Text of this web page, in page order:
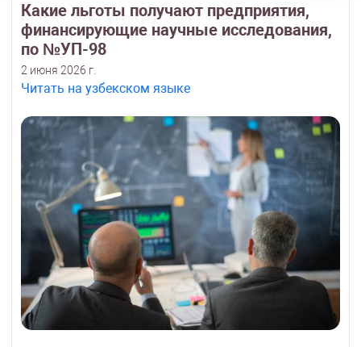
Какие льготы получают предприятия,
финансирующие научные исследования,
по №УП-98
2 июня 2026 г.
Читать на узбекском языке